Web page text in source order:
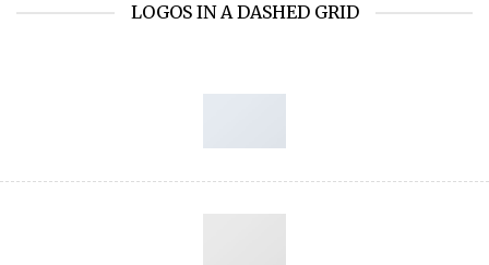
LOGOS IN A DASHED GRID